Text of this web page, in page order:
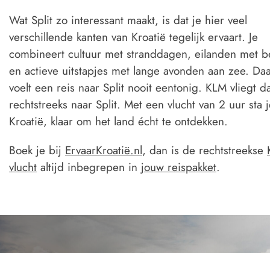
Wat Split zo interessant maakt, is dat je hier veel
verschillende kanten van Kroatië tegelijk ervaart. Je
combineert cultuur met stranddagen, eilanden met
en actieve uitstapjes met lange avonden aan zee.
voelt een reis naar Split nooit eentonig. KLM vliegt
rechtstreeks naar Split. Met een vlucht van 2 uur sta
Kroatië, klaar om het land écht te ontdekken.
Boek je bij ErvaarKroatië.nl, dan is de rechtstreekse
vlucht altijd inbegrepen in jouw reispakket.